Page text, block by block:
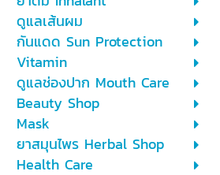
ดูแลเส้นผม
กันแดด Sun Protection
Vitamin
ดูแลช่องปาก Mouth Care
Beauty Shop
Mask
ยาสมุนไพร Herbal Shop
Health Care